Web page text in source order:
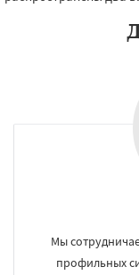
Мы
профильных